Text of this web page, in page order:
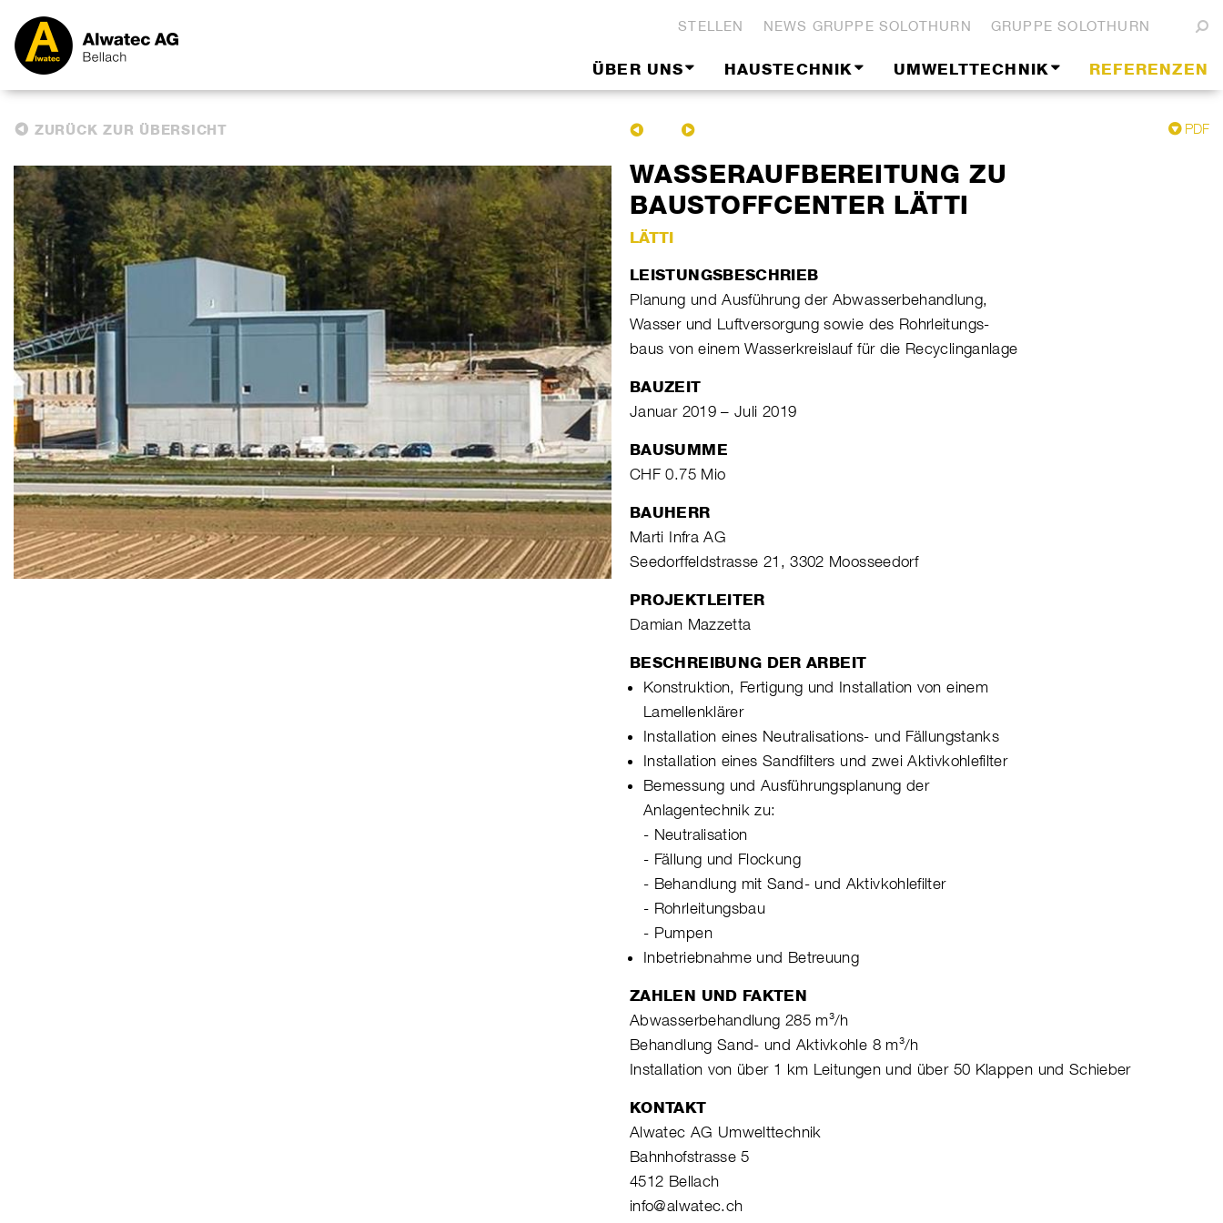
STELLEN NEWS GRUPPE SOLOTHURN GRUPPE SOLOTHURN
ÜBER UNS HAUSTECHNIK UMWELTTECHNIK REFERENZEN
ZURÜCK ZUR ÜBERSICHT PDF
WASSERAUFBEREITUNG ZU
BAUSTOFFCENTER LÄTTI
LÄTTI
LEISTUNGSBESCHRIEB
Planung und Ausführung der Abwasserbehandlung,
Wasser und Luftversorgung sowie des Rohrleitungs-
baus von einem Wasserkreislauf für die Recyclinganlage
BAUZEIT
Januar 2019 – Juli 2019
BAUSUMME
CHF 0.75 Mio
BAUHERR
Marti Infra AG
Seedorffeldstrasse 21, 3302 Moosseedorf
PROJEKTLEITER
Damian Mazzetta
BESCHREIBUNG DER ARBEIT
Konstruktion, Fertigung und Installation von einem
Lamellenklärer
Installation eines Neutralisations- und Fällungstanks
Installation eines Sandfilters und zwei Aktivkohlefilter
Bemessung und Ausführungsplanung der
Anlagentechnik zu:
- Neutralisation
- Fällung und Flockung
- Behandlung mit Sand- und Aktivkohlefilter
- Rohrleitungsbau
- Pumpen
Inbetriebnahme und Betreuung
ZAHLEN UND FAKTEN
Abwasserbehandlung 285 m³/h
Behandlung Sand- und Aktivkohle 8 m³/h
Installation von über 1 km Leitungen und über 50 Klappen und Schieber
KONTAKT
Alwatec AG Umwelttechnik
Bahnhofstrasse 5
4512 Bellach
info@alwatec.ch